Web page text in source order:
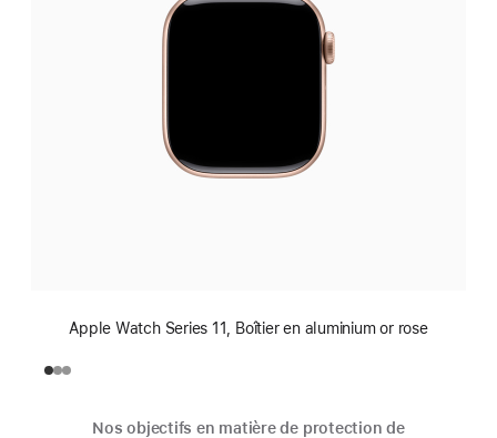
Apple Watch Series 11, Boîtier en aluminium or rose
Nos objectifs en matière de protection de